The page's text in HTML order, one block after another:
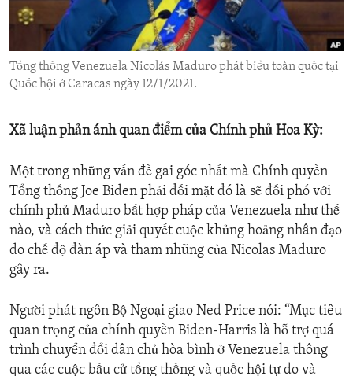
ENVIRONMENT AND HEALTH
IDEALS AND INSTITUTIONS
Tổng thống Venezuela Nicolás Maduro phát biểu toàn quốc tại
Quốc hội ở Caracas ngày 12/1/2021.
Xã luận phản ánh quan điểm của Chính phủ Hoa Kỳ:
Một trong những vấn đề gai góc nhất mà Chính quyền
Tổng thống Joe Biden phải đối mặt đó là sẽ đối phó với
chính phủ Maduro bất hợp pháp của Venezuela như thế
nào, và cách thức giải quyết cuộc khủng hoảng nhân đạo
do chế độ đàn áp và tham nhũng của Nicolas Maduro
gây ra.
Người phát ngôn Bộ Ngoại giao Ned Price nói: “Mục tiêu
quan trọng của chính quyền Biden-Harris là hỗ trợ quá
trình chuyển đổi dân chủ hòa bình ở Venezuela thông
qua các cuộc bầu cử tổng thống và quốc hội tự do và